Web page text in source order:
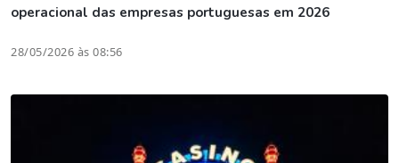
operacional das empresas portuguesas em 2026
28/05/2026 às 08:56